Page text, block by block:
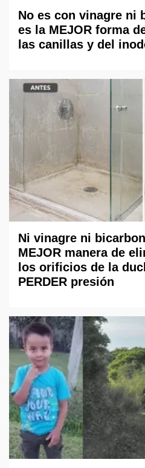
No es con vinagre ni
es la MEJOR forma
las canillas y del
Ni vinagre ni
MEJOR manera de
los orificios de la
PERDER presión